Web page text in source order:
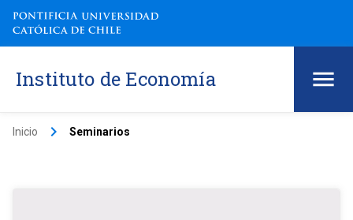
Instituto de Economía
Inicio keyboard_arrow_right Seminarios